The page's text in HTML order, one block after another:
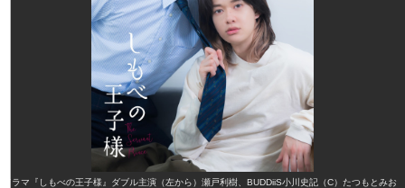
ドラマ『しもべの王子様』ダブル主演（左から）瀬戸利樹、BUDDiiS小川史記（C）たつもとみお